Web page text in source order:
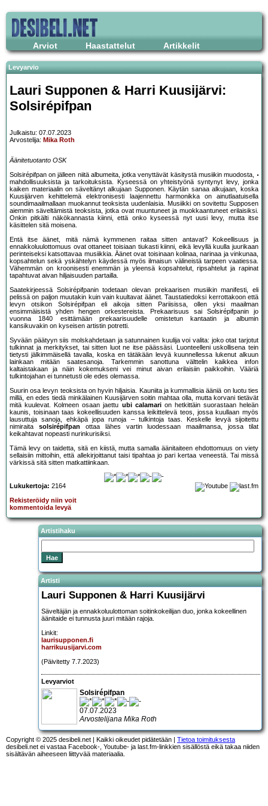
Arviot Haastattelut Artikkelit
Levyarvio
Lauri Supponen & Harri Kuusijärvi:
Solsirépifpan
Julkaistu: 07.07.2023
Arvostelija: Mika Roth
Äänitetuotanto OSK
Solsirépifpan on jälleen niitä albumeita, jotka venyttävät käsitystä musiikin muodosta,
mahdollisuuksista ja tarkoituksista. Kyseessä on yhteistyönä syntynyt levy, jonka
kaiken materiaalin on säveltänyt alkujaan Supponen. Käytän sanaa alkujaan, koska
Kuusijärven kehittelemä elektronisesti laajennettu harmonikka on ainutlaatuisella
soundimaailmallaan muokannut teoksista uudenlaisia. Musiikki on sovitettu Supposen
aiemmin säveltämistä teoksista, jotka ovat muuntuneet ja muokkaantuneet erilaisiksi.
Onkin pitkälti näkökannasta kiinni, että onko kyseessä nyt uusi levy, mutta itse
käsittelen sitä moisena.
Entä itse äänet, mitä nämä kymmenen raitaa sitten antavat? Kokeellisuus ja
ennakkoluulottomuus ovat ottaneet toisiaan tiukasti kiinni, eikä levyllä kuulla juurikaan
perinteiseksi katsottavaa musiikkia. Äänet ovat toisinaan kolinaa, narinaa ja vinkunaa,
kopsahtelun sekä yskähtelyn käydessä myös ilmaisun välineistä tarpeen vaatiessa.
Vähemmän on kroonisesti enemmän ja yleensä kopsahtelut, ripsahtelut ja rapinat
tapahtuvat aivan hiljaisuuden partailla.
Saatekirjeessä Solsirépifpanin todetaan olevan prekaarisen musiikin manifesti, eli
pelissä on paljon muutakin kuin vain kuultavat äänet. Taustatiedoksi kerrottakoon että
levyn otsikon Solsirépifpan eli aikoja sitten Pariisissa, ollen yksi maailman
ensimmäisistä yhden hengen orkestereista. Prekaarisuus sai Solsirépifpanin jo
vuonna 1840 esittämään prekaarisuudelle omistetun kantaatin ja albumin
kansikuvakin on kyseisen artistin potretti.
Syvään päätyyn siis molskahdetaan ja satunnainen kuulija voi valita: joko otat tarjotut
tulkinnat ja merkitykset, tai sitten luot ne itse päässäsi. Luonteelleni uskollisena tein
tietysti jälkimmäisellä tavalla, koska en tätäkään levyä kuunnellessa lukenut alkuun
lainkaan mitään saatesanoja. Tarkemmin sanottuna välttelin kaikkea infon
kaltaistakaan ja näin kokemukseni vei minut aivan erilaisiin paikkoihin. Vääriä
tulkintojahan ei tunnetusti ole edes olemassa.
Suurin osa levyn teoksista on hyvin hiljaisia. Kauniita ja kummallisia ääniä on luotu ties
millä, en edes tiedä minkälainen Kuusijärven soitin mahtaa olla, mutta korvani tietävät
mitä kuulevat. Kolmeen osaan jaettu ubi calamarion hetkittäin suorastaan heleän
kaunis, toisinaan taas kokeellisuuden kanssa leikittelevä teos, jossa kuullaan myös
lausuttuja sanoja, ehkäpä jopa runoja – tulkintoja taas. Keskelle levyä sijoitettu
nimiraita solsirépifpan ottaa lähes vartin luodessaan maailmansa, jossa tilat
keikahtavat nopeasti nurinkurisiksi.
Tämä levy on taidetta, sitä en kiistä, mutta samalla äänitaiteen ehdottomuus on viety
sellaisiin mittoihin, että allekirjoittanut taisi tipahtaa jo pari kertaa veneestä. Tai missä
värkissä sitä sitten matkattiinkaan.
Lukukertoja: 2164
Rekisteröidy niin voit
kommentoida levyä
Artistihaku
Artisti
Lauri Supponen & Harri Kuusijärvi
Säveltäjän ja ennakkoluulottoman soitinkokeilijan duo, jonka kokeellinen
äänitaide ei tunnusta juuri mitään rajoja.
Linkit:
laurisupponen.fi
harrikuusijarvi.com
(Päivitetty 7.7.2023)
Levyarviot
Solsirépifpan
07.07.2023
Arvostelijana Mika Roth
Copyright © 2025 desibeli.net | Kaikki oikeudet pidätetään | Tietoa toimituksesta
desibeli.net ei vastaa Facebook-, Youtube- ja last.fm-linkkien sisällöstä eikä takaa niiden
sisältävän aiheeseen liittyvää materiaalia.